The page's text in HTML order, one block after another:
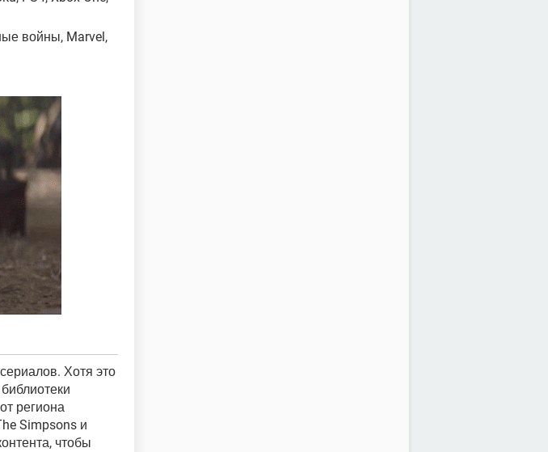
войны, Marvel,
Хотя это
региона
Simpsons и
чтобы